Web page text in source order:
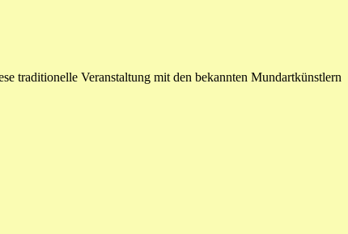
traditionelle Veranstaltung mit den bekannten Mundartkünstlern